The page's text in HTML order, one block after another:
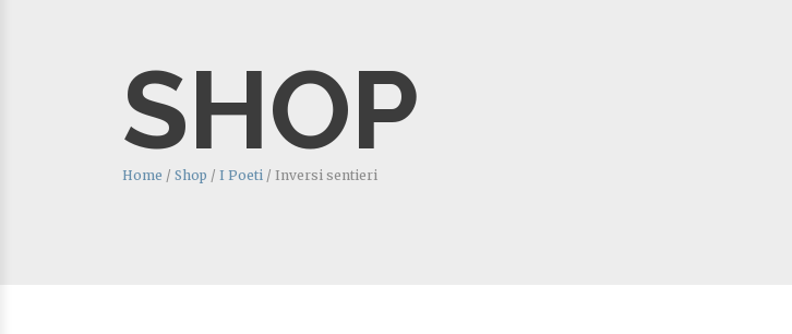
SHOP
Home / Shop / I Poeti/ Inversi sentieri